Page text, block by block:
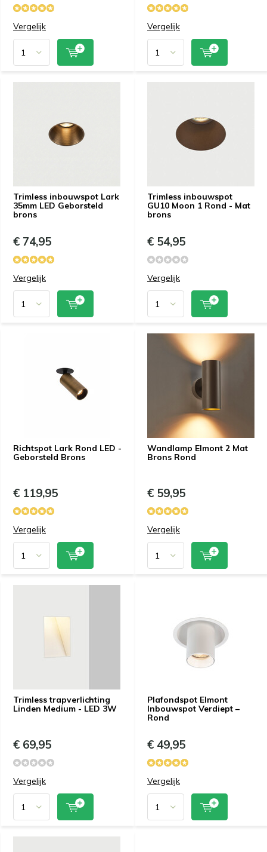
Vergelijk Vergelijk
Trimless inbouwspot Lark
35mm LED Geborsteld
brons
€ 74,95
Vergelijk
Trimless inbouwspot
GU10 Moon 1 Rond - Mat
brons
€ 54,95
Vergelijk
Richtspot Lark Rond LED -
Geborsteld Brons
€ 119,95
Vergelijk
Wandlamp Elmont 2 Mat
Brons Rond
€ 59,95
Vergelijk
Trimless trapverlichting
Linden Medium - LED 3W
€ 69,95
Vergelijk
Plafondspot Elmont
Inbouwspot Verdiept –
Rond
€ 49,95
Vergelijk